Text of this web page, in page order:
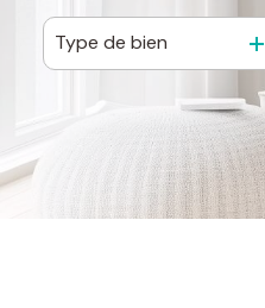
De l'ancien
Type de bien